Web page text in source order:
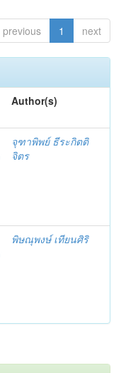
previous 1 next
Author(s)
จุฑาพิพย์ ธีระกิตติ
จิตร
พิษณุพงษ์ เทียนศิริ